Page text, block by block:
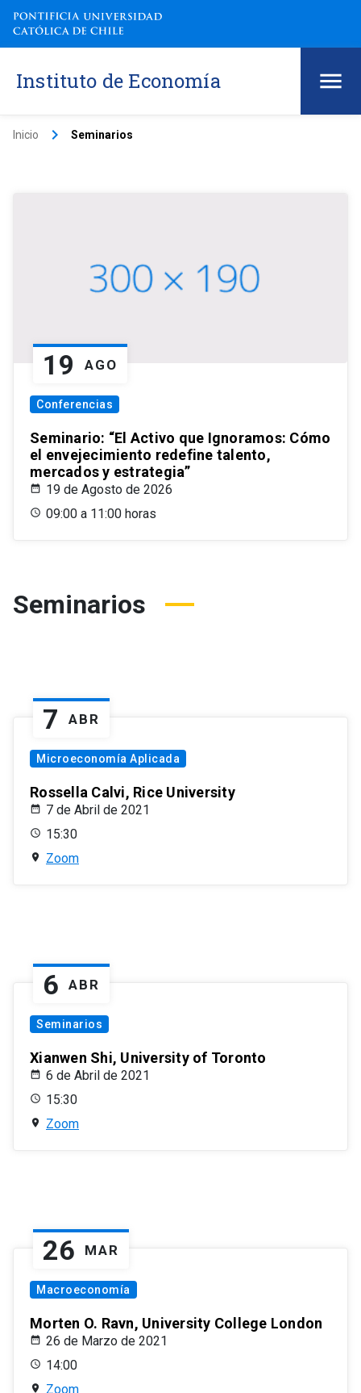
Instituto de Economía
Inicio keyboard_arrow_right Seminarios
19 AGO
Conferencias
Seminario: “El Activo que Ignoramos: Cómo
el envejecimiento redefine talento,
mercados y estrategia”
19 de Agosto de 2026
09:00 a 11:00 horas
Seminarios
7 ABR
Microeconomía Aplicada
Rossella Calvi, Rice University
7 de Abril de 2021
15:30
Zoom
6 ABR
Seminarios
Xianwen Shi, University of Toronto
6 de Abril de 2021
15:30
Zoom
26 MAR
Macroeconomía
Morten O. Ravn, University College London
26 de Marzo de 2021
14:00
Zoom